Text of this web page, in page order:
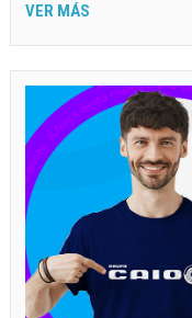
VER MÁS